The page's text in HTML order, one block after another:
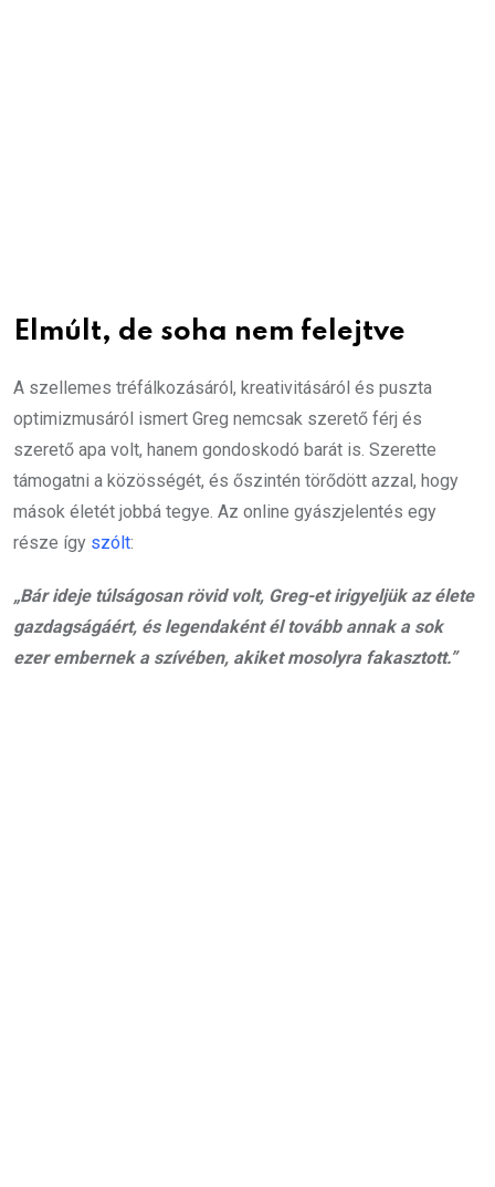
Elmúlt, de soha nem felejtve
A szellemes tréfálkozásáról, kreativitásáról és puszta
optimizmusáról ismert Greg nemcsak szerető férj és
szerető apa volt, hanem gondoskodó barát is. Szerette
támogatni a közösségét, és őszintén törődött azzal, hogy
mások életét jobbá tegye. Az online gyászjelentés egy
része így szólt:
„Bár ideje túlságosan rövid volt, Greg-et irigyeljük az élete
gazdagságáért, és legendaként él tovább annak a sok
ezer embernek a szívében, akiket mosolyra fakasztott.”